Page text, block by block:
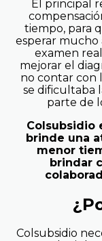
El principal
tiempo, para
esperar mucho
examen
mejorar el
no contar con
se dificultaba
parte de
Colsubsidio
brinde una
menor
brindar
Colsubsidio